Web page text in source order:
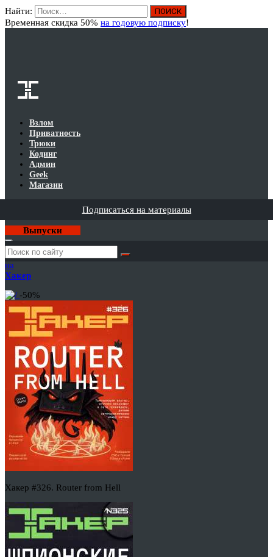
Найти:
Временная скидка 50% на годовую подписку!
Взлом
Приватность
Трюки
Кодинг
Админ
Geek
Магазин
Подписаться на материалы
Выпуски
Годовая
подписка
на
Хакер
-50%
Хакер #326. Router from Hell